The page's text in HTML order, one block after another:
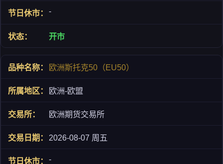
-
开市
欧洲斯托克50（EU50）
欧洲-欧盟
欧洲期货交易所
2026-08-07 周五
-